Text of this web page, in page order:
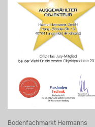
Bodenfachmarkt Hermanns